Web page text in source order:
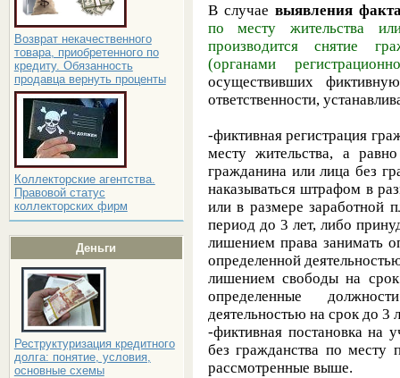
Возврат некачественного
товара, приобретенного по
кредиту. Обязанность
продавца вернуть проценты
Коллекторские агентства.
Правовой статус
коллекторских фирм
Деньги
Реструктуризация кредитного
долга: понятие, условия,
основные схемы
В случаевыявления
по месту жительства
производится снятие
(органами
осуществивших
ответственности,
-фиктивная регистрация
месту жительства, а
гражданина или лица без
наказываться штрафом в
или в размере заработной
период до 3 лет, либо
лишением права занимать
определенной
лишением свободы на
определенные
деятельностью на срок до 3
-фиктивная постановка на
без гражданства по месту
рассмотренные выше.